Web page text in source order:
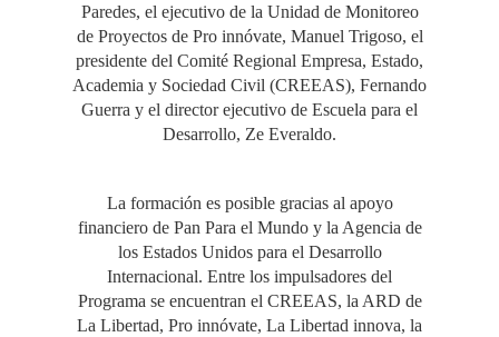
Paredes, el ejecutivo de la Unidad de Monitoreo
de Proyectos de Pro innóvate, Manuel Trigoso, el
presidente del Comité Regional Empresa, Estado,
Academia y Sociedad Civil (CREEAS), Fernando
Guerra y el director ejecutivo de Escuela para el
Desarrollo, Ze Everaldo.
La formación es posible gracias al apoyo
financiero de Pan Para el Mundo y la Agencia de
los Estados Unidos para el Desarrollo
Internacional. Entre los impulsadores del
Programa se encuentran el CREEAS, la ARD de
La Libertad, Pro innóvate, La Libertad innova, la